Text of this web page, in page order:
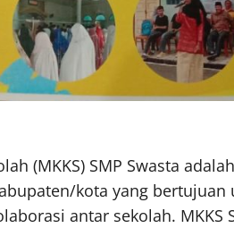
(MKKS) SMP Swasta
kota yang
antar sekolah. MKKS